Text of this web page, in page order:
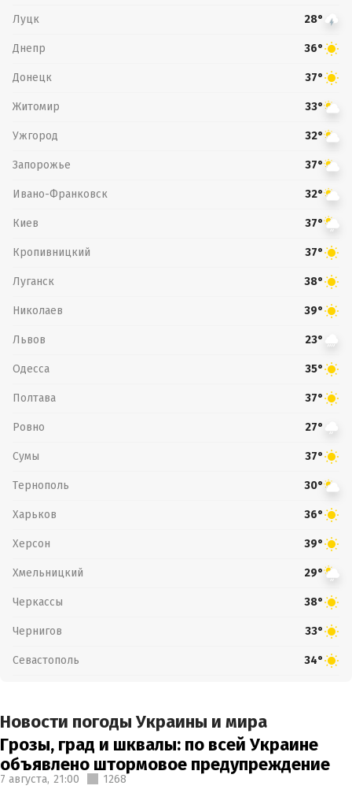
Луцк 28°
Днепр 36°
Донецк 37°
Житомир 33°
Ужгород 32°
Запорожье 37°
Ивано-Франковск 32°
Киев 37°
Кропивницкий 37°
Луганск 38°
Николаев 39°
Львов 23°
Одесса 35°
Полтава 37°
Ровно 27°
Сумы 37°
Тернополь 30°
Харьков 36°
Херсон 39°
Хмельницкий 29°
Черкассы 38°
Чернигов 33°
Севастополь 34°
Новости погоды Украины и мира
Грозы, град и шквалы: по всей Украине
объявлено штормовое предупреждение
7 августа, 21:00 1268